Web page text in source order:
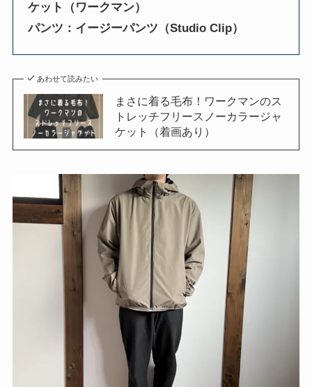
ケット（ワークマン）
パンツ：イージーパンツ（Studio Clip）
あわせて読みたい
まさに着る毛布！ワークマンのス
トレッチフリースノーカラージャ
ケット（着画あり）